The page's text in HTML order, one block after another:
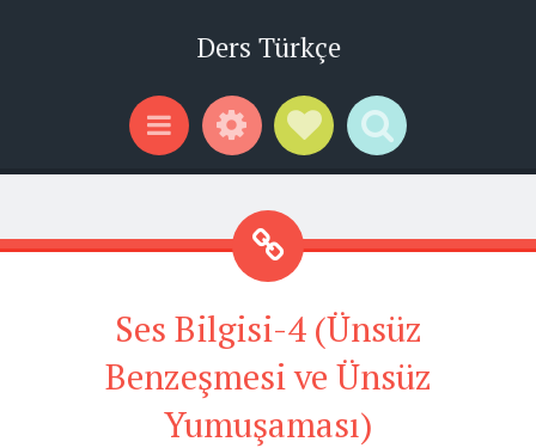
Ders Türkçe
Menu WidgetsSocial Links
Search
Ses Bilgisi-4 (Ünsüz
Benzeşmesi ve Ünsüz
Yumuşaması)